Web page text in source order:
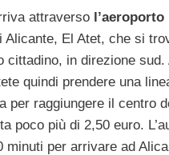
attraverso l’aeroporto
Alicante, El Atet, che si
cittadino, in direzione sud.
quindi prendere una
per raggiungere il centro
poco più di 2,50 euro.
minuti per arrivare ad